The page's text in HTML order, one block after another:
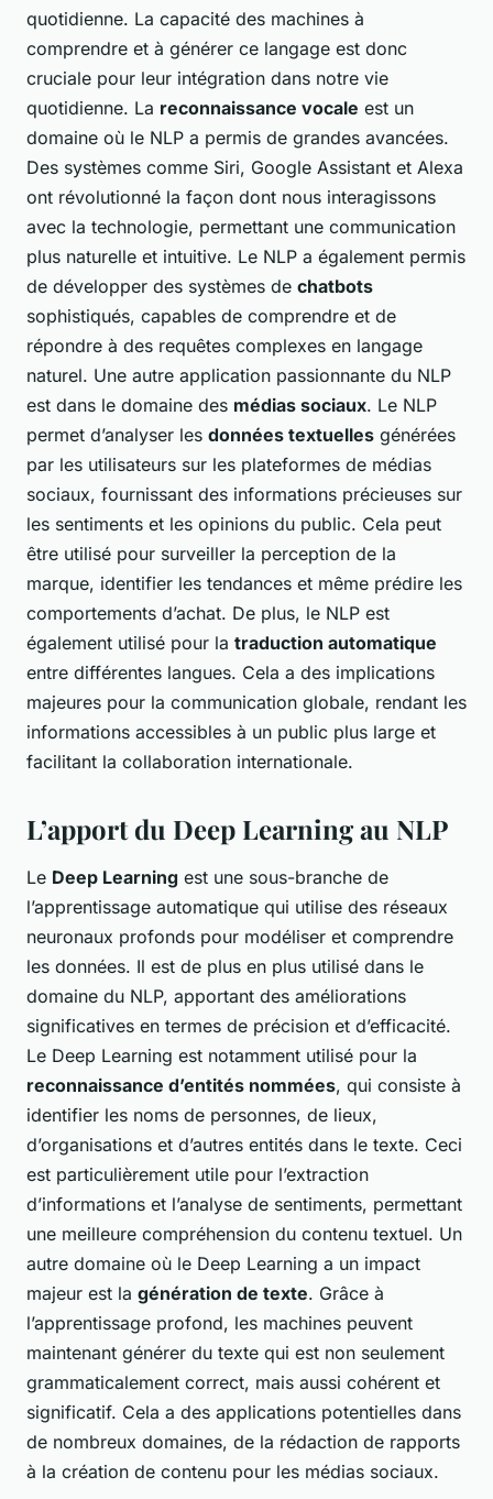
quotidienne. La capacité des machines à
comprendre et à générer ce langage est donc
cruciale pour leur intégration dans notre vie
quotidienne. La reconnaissance vocale est un
domaine où le NLP a permis de grandes avancées.
Des systèmes comme Siri, Google Assistant et Alexa
ont révolutionné la façon dont nous interagissons
avec la technologie, permettant une communication
plus naturelle et intuitive. Le NLP a également permis
de développer des systèmes de chatbots
sophistiqués, capables de comprendre et de
répondre à des requêtes complexes en langage
naturel. Une autre application passionnante du NLP
est dans le domaine des médias sociaux. Le NLP
permet d’analyser les données textuelles générées
par les utilisateurs sur les plateformes de médias
sociaux, fournissant des informations précieuses sur
les sentiments et les opinions du public. Cela peut
être utilisé pour surveiller la perception de la
marque, identifier les tendances et même prédire les
comportements d’achat. De plus, le NLP est
également utilisé pour la traduction automatique
entre différentes langues. Cela a des implications
majeures pour la communication globale, rendant les
informations accessibles à un public plus large et
facilitant la collaboration internationale.
L’apport du Deep Learning au NLP
Le Deep Learning est une sous-branche de
l’apprentissage automatique qui utilise des réseaux
neuronaux profonds pour modéliser et comprendre
les données. Il est de plus en plus utilisé dans le
domaine du NLP, apportant des améliorations
significatives en termes de précision et d’efficacité.
Le Deep Learning est notamment utilisé pour la
reconnaissance d’entités nommées, qui consiste à
identifier les noms de personnes, de lieux,
d’organisations et d’autres entités dans le texte. Ceci
est particulièrement utile pour l’extraction
d’informations et l’analyse de sentiments, permettant
une meilleure compréhension du contenu textuel. Un
autre domaine où le Deep Learning a un impact
majeur est la génération de texte. Grâce à
l’apprentissage profond, les machines peuvent
maintenant générer du texte qui est non seulement
grammaticalement correct, mais aussi cohérent et
significatif. Cela a des applications potentielles dans
de nombreux domaines, de la rédaction de rapports
à la création de contenu pour les médias sociaux.